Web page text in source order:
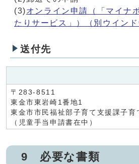
(3)オンライン申請（「マイナ
たりサービス」）
（別ウイン
送付先
〒283-8511
東金市東岩崎1番地1
東金市市民福祉部子育て支援課子
（児童手当申請書在中）
9 必要な書類